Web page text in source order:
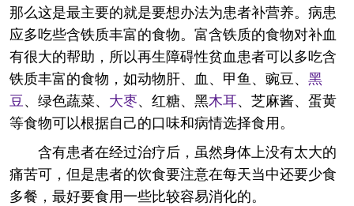
那么这是最主要的就是要想办法为患者补营养。病患
应多吃些含铁质丰富的食物。富含铁质的食物对补血
有很大的帮助，所以再生障碍性贫血患者可以多吃含
铁质丰富的食物，如动物肝、血、甲鱼、豌豆、 黑
豆、绿色蔬菜、 大枣、红糖、黑木耳、芝麻酱、蛋黄
等食物可以根据自己的口味和病情选择食用。
含有患者在经过治疗后，虽然身体上没有太大的
痛苦可，但是患者的饮食要注意在每天当中还要少食
多餐，最好要食用一些比较容易消化的。